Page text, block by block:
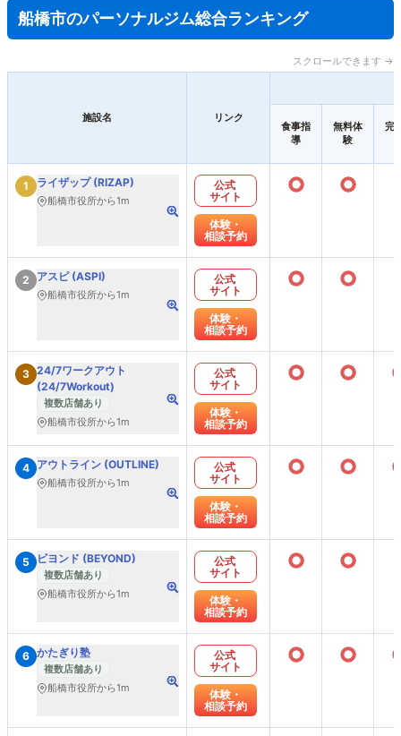
船橋市のパーソナルジム総合ランキング
スクロールできます →
施設名 リンク
食事指
導
無料体
験
完
1 ライザップ (RIZAP)
船橋市役所から1m
公式
サイト
体験・
相談予約
○ ○
2 アスピ (ASPI)
船橋市役所から1m
公式
サイト
体験・
相談予約
○ ○
3 24/7ワークアウト
(24/7Workout)
複数店舗あり
船橋市役所から1m
公式
サイト
体験・
相談予約
○ ○
4 アウトライン (OUTLINE)
船橋市役所から1m
公式
サイト
体験・
相談予約
○ ○
5 ビヨンド (BEYOND)
複数店舗あり
船橋市役所から1m
公式
サイト
体験・
相談予約
○ ○
6 かたぎり塾
複数店舗あり
船橋市役所から1m
公式
サイト
体験・
相談予約
○ ○